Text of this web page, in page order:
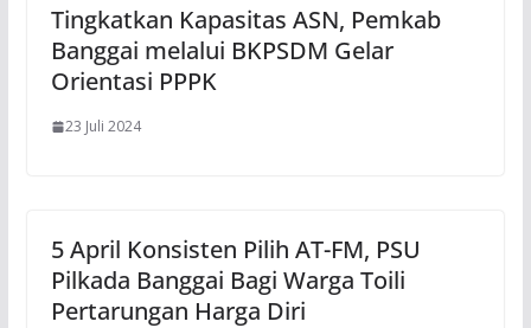
Tingkatkan Kapasitas ASN, Pemkab
Banggai melalui BKPSDM Gelar
Orientasi PPPK
23 Juli 2024
5 April Konsisten Pilih AT-FM, PSU
Pilkada Banggai Bagi Warga Toili
Pertarungan Harga Diri